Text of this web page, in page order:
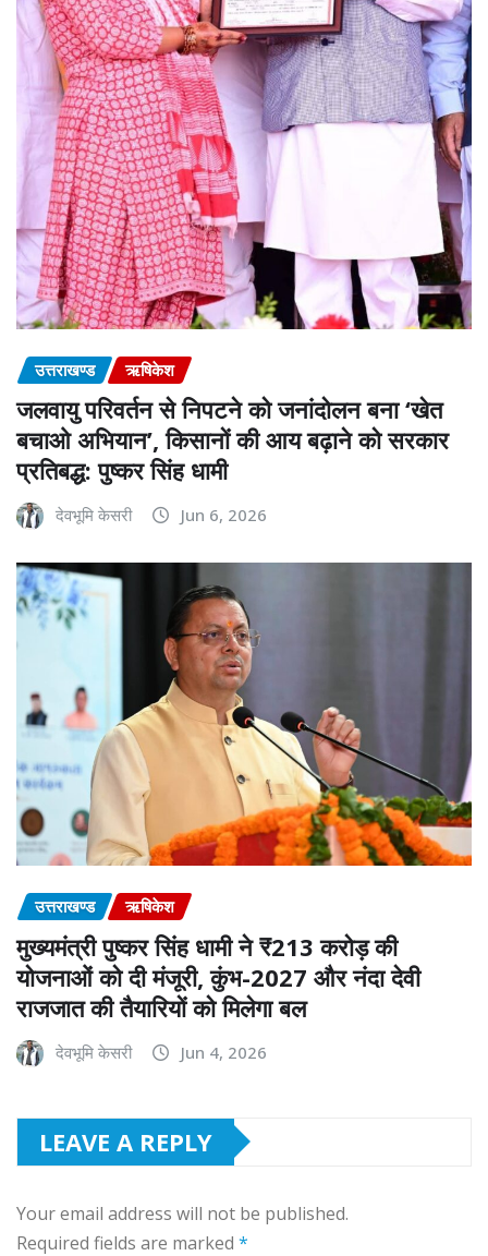
उत्तराखण्ड ऋषिकेश
जलवायु परिवर्तन से निपटने को जनांदोलन बना ‘खेत
बचाओ अभियान’, किसानों की आय बढ़ाने को सरकार
प्रतिबद्ध: पुष्कर सिंह धामी
देवभूमि केसरी Jun 6, 2026
उत्तराखण्ड ऋषिकेश
मुख्यमंत्री पुष्कर सिंह धामी ने ₹213 करोड़ की
योजनाओं को दी मंजूरी, कुंभ-2027 और नंदा देवी
राजजात की तैयारियों को मिलेगा बल
देवभूमि केसरी Jun 4, 2026
LEAVE A REPLY
Your email address will not be published.
Required fields are marked *